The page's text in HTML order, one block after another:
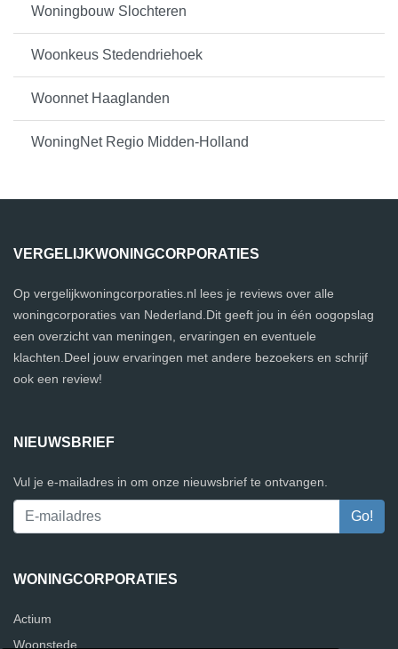
Woningbouw Slochteren
Woonkeus Stedendriehoek
Woonnet Haaglanden
WoningNet Regio Midden-Holland
VERGELIJKWONINGCORPORATIES
Op vergelijkwoningcorporaties.nl lees je reviews over alle
woningcorporaties van Nederland.Dit geeft jou in één oogopslag
een overzicht van meningen, ervaringen en eventuele
klachten.Deel jouw ervaringen met andere bezoekers en schrijf
ook een review!
NIEUWSBRIEF
Vul je e-mailadres in om onze nieuwsbrief te ontvangen.
WONINGCORPORATIES
Actium
Woonstede